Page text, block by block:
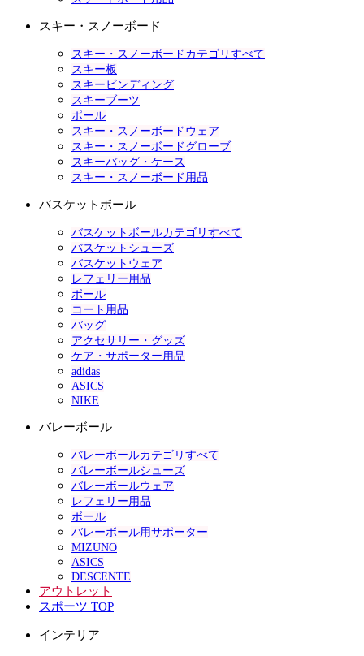
スキー・スノーボード
スキー・スノーボードカテゴリすべて
スキー板
スキービンディング
スキーブーツ
ポール
スキー・スノーボードウェア
スキー・スノーボードグローブ
スキーバッグ・ケース
スキー・スノーボード用品
バスケットボール
バスケットボールカテゴリすべて
バスケットシューズ
バスケットウェア
レフェリー用品
ボール
コート用品
バッグ
アクセサリー・グッズ
ケア・サポーター用品
adidas
ASICS
NIKE
バレーボール
バレーボールカテゴリすべて
バレーボールシューズ
バレーボールウェア
レフェリー用品
ボール
バレーボール用サポーター
MIZUNO
ASICS
DESCENTE
アウトレット
スポーツ TOP
インテリア